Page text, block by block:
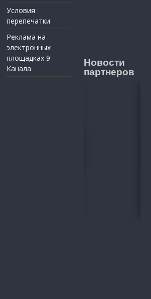
Условия
перепечатки
Реклама на
электронных
площадках 9
Канала
Новости
партнеров